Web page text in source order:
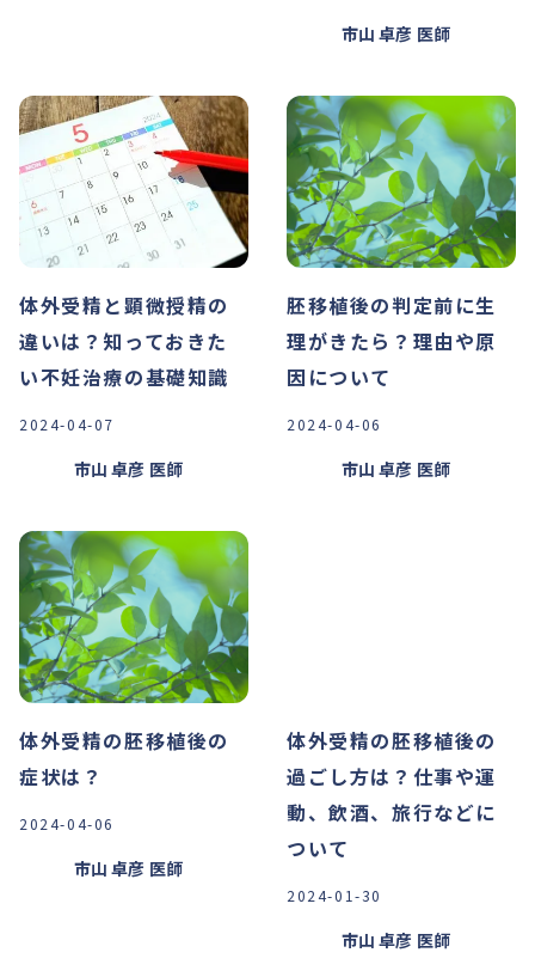
市山 卓彦 医師
体外受精と顕微授精の
違いは？知っておきた
い不妊治療の基礎知識
2024-04-07
市山 卓彦 医師
胚移植後の判定前に生
理がきたら？理由や原
因について
2024-04-06
市山 卓彦 医師
体外受精の胚移植後の
症状は？
2024-04-06
市山 卓彦 医師
体外受精の胚移植後の
過ごし方は？仕事や運
動、飲酒、旅行などに
ついて
2024-01-30
市山 卓彦 医師